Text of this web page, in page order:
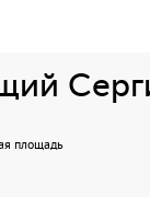
площадь